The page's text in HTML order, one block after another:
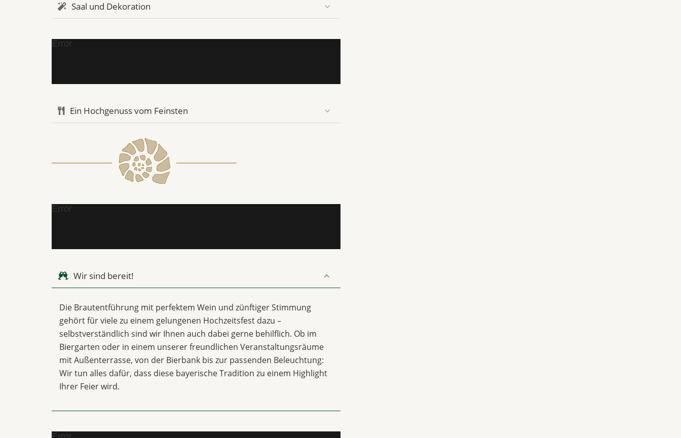
Saal und Dekoration
Error
Ein Hochgenuss vom Feinsten
Error
Wir sind bereit!
Die Brautentführung mit perfektem Wein und zünftiger Stimmung
gehört für viele zu einem gelungenen Hochzeitsfest dazu –
selbstverständlich sind wir Ihnen auch dabei gerne behilflich. Ob im
Biergarten oder in einem unserer freundlichen Veranstaltungsräume
mit Außenterrasse, von der Bierbank bis zur passenden Beleuchtung:
Wir tun alles dafür, dass diese bayerische Tradition zu einem Highlight
Ihrer Feier wird.
Error